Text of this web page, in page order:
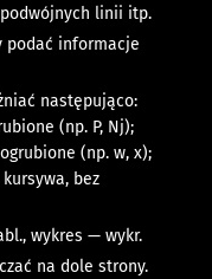
linii itp.
podać informacje
następująco:
(np. P, Nj);
(np. w, x);
bez
wykres — wykr.
na dole strony.